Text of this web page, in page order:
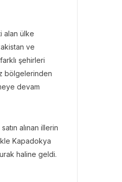
alan ülke
ve
şehirleri
bölgelerinden
devam
alınan illerin
Kapadokya
haline geldi.